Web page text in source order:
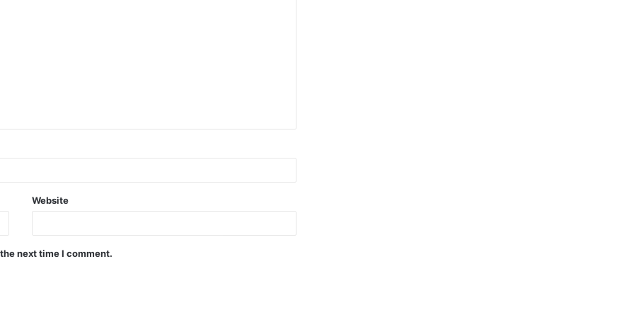
Website
next time I comment.